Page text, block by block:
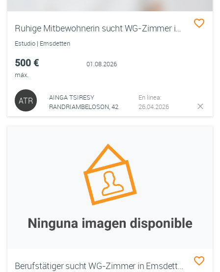
Ruhige Mitbewohnerin sucht WG-Zimmer in Münster ab August”
Estudio | Emsdetten
500 €
máx.
01.08.2026
ATR
AINGA TSIRESY
RANDRIAMBELOSON, 42
En línea:
26.04.2026
Berufstätiger sucht WG-Zimmer in Emsdetten (300–400 €)